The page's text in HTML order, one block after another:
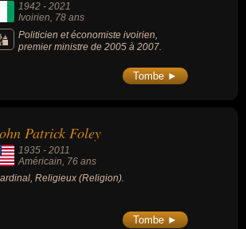
1942 - 2021
Ivoirien, 78 ans
Politicien et économiste ivoirien,
premier ministre de 2005 à 2007.
Tombe ►
Patrick Foley
1935 - 2011
Américain , 76 ans
Religieux (Religion).
Tombe ►